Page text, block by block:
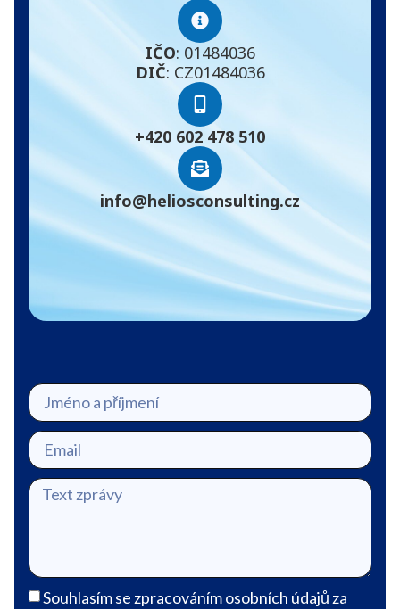
IČO: 01484036
DIČ: CZ01484036
+420 602 478 510
info@heliosconsulting.cz
Souhlasím se zpracováním osobních údajů za